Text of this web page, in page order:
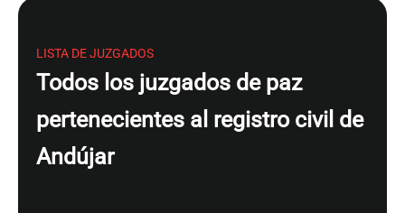
LISTA DE JUZGADOS
Todos los juzgados de paz
pertenecientes al registro civil de
Andújar